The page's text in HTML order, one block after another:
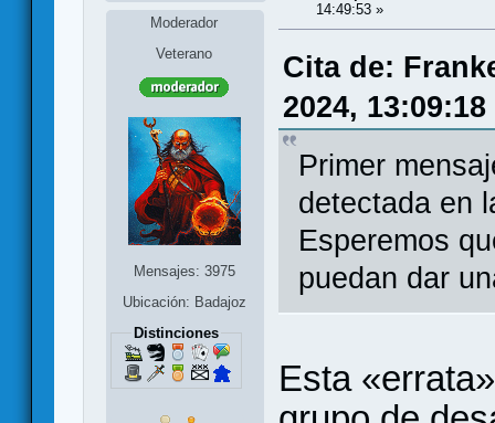
Moderador
Veterano
Mensajes: 3975
Ubicación: Badajoz
Distinciones
14:49:53 »
Cita de:
2024, 13:09:18
Primer
detectada en
Esperemos
puedan dar
Esta